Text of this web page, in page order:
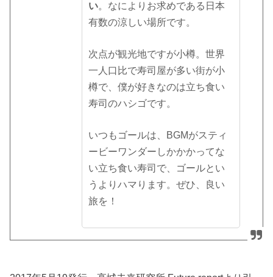
い。なによりお求めである日本
有数の涼しい場所です。
次点が観光地ですが小樽。世界
一人口比で寿司屋が多い街が小
樽で、僕が好きなのは立ち食い
寿司のハシゴです。
いつもゴールは、BGMがスティ
ービーワンダーしかかかってな
い立ち食い寿司で、ゴールとい
うよりハマります。ぜひ、良い
旅を！